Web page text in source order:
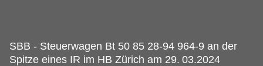
SBB - Steuerwagen Bt 50 85 28-94 964-9 an der
Spitze eines IR im HB Zürich am 29. 03.2024